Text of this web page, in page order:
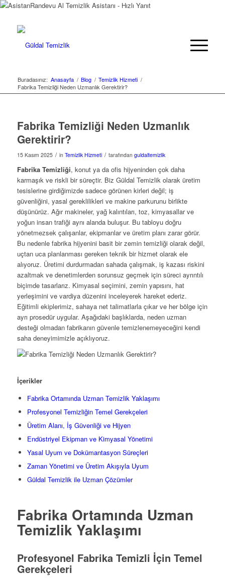
Randevu Al Temizlik Asistanı - Hızlı Yanıt
Buradasınız: Anasayfa / Blog / Temizlik Hizmeti /
Fabrika Temizliği Neden Uzmanlık Gerektirir?
Fabrika Temizliği Neden Uzmanlık
Gerektirir?
15 Kasım 2025 / in Temizlik Hizmeti / tarafından guldaltemizlik
Fabrika Temizliği, konut ya da ofis hijyeninden çok daha
karmaşık ve riskli bir süreçtir. Biz Güldal Temizlik olarak üretim
tesislerine girdiğimizde sadece görünen kirleri değil; iş
güvenliğini, yasal gereklilikleri ve makine parkurunu birlikte
düşünürüz. Ağır makineler, yağ kalıntıları, toz, kimyasallar ve
yoğun insan trafiği aynı alanda buluşur. Bu tabloyu doğru
yönetmezsek çalışanlar, ekipmanlar ve üretim planı zarar görür.
Bu nedenle fabrika hijyenini basit bir zemin temizliği olarak değil,
uçtan uca planlanması gereken teknik bir hizmet olarak ele
alıyoruz. Üretimi durdurmadan sahada çalışmak, iş kazası riskini
azaltmak ve denetimlerden sorunsuz geçmek için süreci ayrıntılı
biçimde tasarlarız. Kimyasal seçimini, zemin yapısını, hat
yerleşimini ve vardiya düzenini inceleyerek hareket ederiz.
Eğitimli ekiplerimiz, sahaya net talimatlarla çıkar ve her bölge için
ayrı prosedür uygular. Aşağıdaki başlıklarda, neden uzman
desteği olmadan fabrikanın güvenle temizlenemeyeceğini kendi
saha deneyimimizle açıklıyoruz.
İçerikler
Fabrika Ortamında Uzman Temizlik Yaklaşımı
Profesyonel Temizliğin Temel Gerekçeleri
Üretim Alanı, İş Güvenliği ve Hijyen
Endüstriyel Ekipman ve Kimyasal Yönetimi
Yasal Uyum ve Dokümantasyon Süreçleri
Zaman Yönetimi ve Üretim Akışıyla Uyum
Güldal Temizlik ile Uzman Çözümler
Fabrika Ortamında Uzman
Temizlik Yaklaşımı
Profesyonel Fabrika Temizli İçin Temel
Gerekçeleri